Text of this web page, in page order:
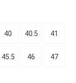
40 40.5 41
45.5 46 47